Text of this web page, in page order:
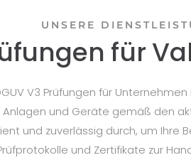
UNSERE
für
V3 Prüfungen für
und Geräte gemäß den
und zuverlässig durch, um
und Zertifikate zur